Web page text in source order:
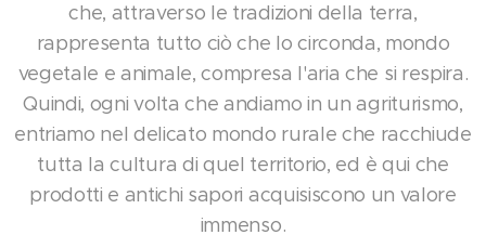
che, attraverso le tradizioni della terra,
rappresenta tutto ciò che lo circonda, mondo
vegetale e animale, compresa l'aria che si respira.
Quindi, ogni volta che andiamo in un agriturismo,
entriamo nel delicato mondo rurale che racchiude
tutta la cultura di quel territorio, ed è qui che
prodotti e antichi sapori acquisiscono un valore
immenso.